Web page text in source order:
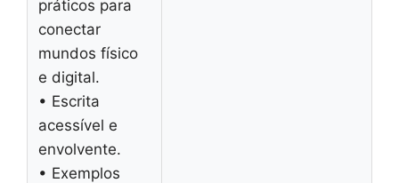
práticos para
conectar
mundos físico
e digital.
• Escrita
acessível e
envolvente.
• Exemplos